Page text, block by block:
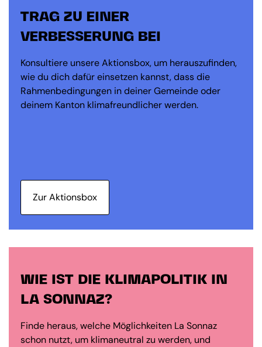
TRAG ZU EINER
VERBESSERUNG BEI
Konsultiere unsere Aktionsbox, um herauszufinden,
wie du dich dafür einsetzen kannst, dass die
Rahmenbedingungen in deiner Gemeinde oder
deinem Kanton klimafreundlicher werden.
Zur Aktionsbox
WIE IST DIE KLIMAPOLITIK IN
LA SONNAZ?
Finde heraus, welche Möglichkeiten La Sonnaz
schon nutzt, um klimaneutral zu werden, und